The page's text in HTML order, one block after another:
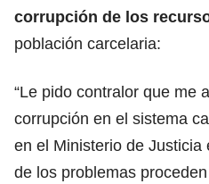
corrupción de los
población carcelaria:
“Le pido contralor que me
corrupción en el sistema
en el Ministerio de Justicia
de los problemas